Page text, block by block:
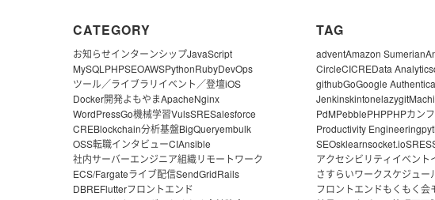
CATEGORY
お知らせインターンシップJavaScript
MySQL PHPSEOAWSPythonRubyDevOps
ツール／ライブラリイベント／登壇iOS
Docker開発よもやまApacheNginx
WordPressGo機械学習VulsSRESalesforce
CREBlockchain分析基盤BigQueryembulk
OSS転職インタビューCIAnsible
社内サーバーエンジニア組織リモートワーク
ECS/Fargateライブ配信SendGridRails
DBREFlutterフロントエンド
TAG
adventAmazon Sumerian
CircleCICREData Analytics
githubGoGoogle
Jenkinskintonelazygit
PdMPebblePHPPHPカン
Productivity Engineering
SEOsklearnsocket.ioSRE
アクセシビリティ イベント
さすらいワークスケジュー
フロントエンドもくもく会